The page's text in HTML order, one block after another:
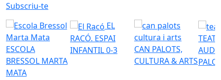
Subscriu-te
ESCOLA
BRESSOL MARTA
MATA
EL
RACÓ. ESPAI
INFANTIL 0-3
CAN PALOTS,
CULTURA & ARTS